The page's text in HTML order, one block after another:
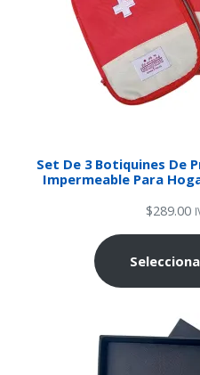
Set De 3 Botiquines De
Impermeable Para
$289.00